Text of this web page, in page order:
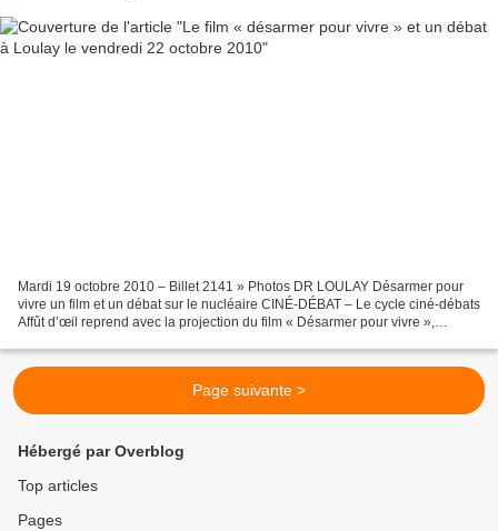
Mardi 19 octobre 2010 – Billet 2141 » Photos DR LOULAY Désarmer pour
vivre un film et un débat sur le nucléaire CINÉ-DÉBAT – Le cycle ciné-débats
Affût d’œil reprend avec la projection du film « Désarmer pour vivre »,
Page suivante >
Hébergé par Overblog
Top articles
Pages